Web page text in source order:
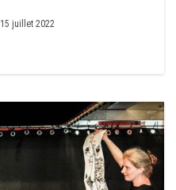
15 juillet 2022